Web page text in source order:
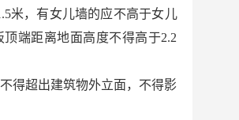
米，有女儿墙的应不高于女儿
端距离地面高度不得高于2.2
得超出建筑物外立面，不得影